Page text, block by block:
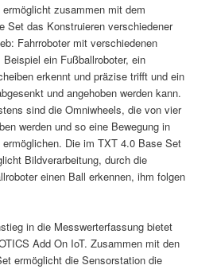
zusammen mit dem
Set das Konstruieren verschiedener
Fahrroboter mit verschiedenen
ein Fußballroboter, ein
erkennt und präzise trifft und ein
und angehoben werden kann.
sind die Omniwheels, die von vier
werden und so eine Bewegung in
Die im TXT 4.0 Base Set
Bildverarbeitung, durch die
einen Ball erkennen, ihm folgen
in die Messwerterfassung bietet
Add On IoT. Zusammen mit den
ermöglicht die Sensorstation die